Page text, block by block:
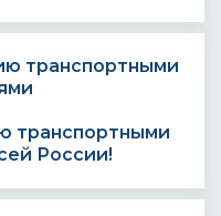
транспортными
России!